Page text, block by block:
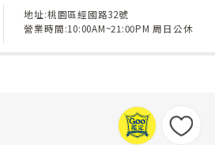
地址:桃園區經國路32號
營業時間:10:00AM~21:00PM 周日公休